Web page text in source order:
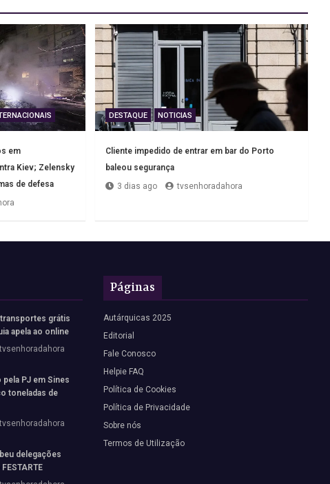
em
Kiev; Zelensky
de defesa
DESTAQUE NOTICIAS
Cliente impedido de entrar em bar do Porto
baleou segurança
3 dias ago
tvsenhoradahora
grátis
apela ao online
tvsenhoradahora
PJ em Sines
toneladas de
tvsenhoradahora
delegações
Páginas
Autárquicas 2025
Editorial
Fale Conosco
Helpie FAQ
Política de Cookies
Política de Privacidade
Sobre nós
Termos de Utilização